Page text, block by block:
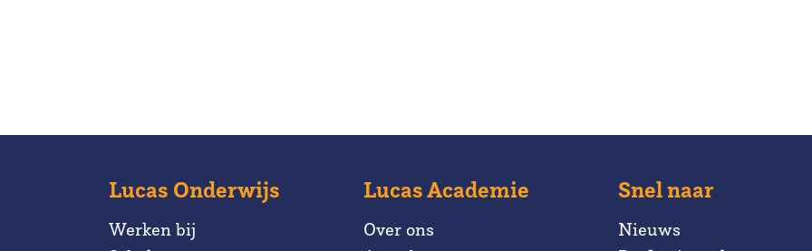
Lucas Onderwijs
Werken bij
Lucas Academie
Over ons
Snel naar
Nieuws